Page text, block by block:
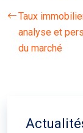
Taux
analyse et
du marché